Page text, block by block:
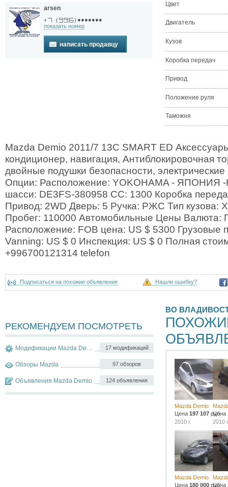
arsen
+ ( ) ●●●●●●●
показать номер
написать продавцу
Цвет
Двигатель
Кузов
Коробка передач
Привод
Положение руля
Таможня
Mazda Demio 2011/7 13C SMART ED
кондиционер, навигация, Антиблокировочная
двойные подушки безопасности,
Опции: Расположение: YOKOHAMA - ЯПОНИЯ
шасси: DE3FS-380958 CC: 1300 Коробка
Привод: 2WD Дверь: 5 Ручка: РЖС Тип кузова:
Пробег: 110000 Автомобильные Цены Валюта:
Расположение: FOB цена: US $ 5300 Грузовые
Vanning: US $ 0 Инспекция: US $ 0 Полная
+996700121314 telefon
Подписаться на похожие объявления Нашли ошибку?
РЕКОМЕНДУЕМ ПОСМОТРЕТЬ
17 модификаций
Модификации Mazda Demio
97 обзоров
Обзоры Mazda
124 объявления
Объявления Mazda Demio
ВО
Mazda Demio
Цена 197 107 руб.
2010 г.
Цена
2010
Mazda Demio
Цена 180 000 руб.
Цена